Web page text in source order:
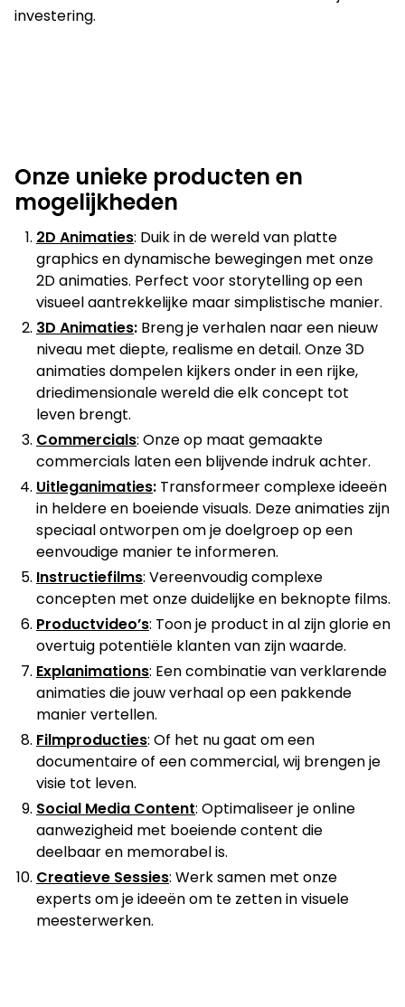
investering.
Onze unieke producten en
mogelijkheden
2D Animaties: Duik in de wereld van platte
graphics en dynamische bewegingen met onze
2D animaties. Perfect voor storytelling op een
visueel aantrekkelijke maar simplistische manier.
3D Animaties: Breng je verhalen naar een nieuw
niveau met diepte, realisme en detail. Onze 3D
animaties dompelen kijkers onder in een rijke,
driedimensionale wereld die elk concept tot
leven brengt.
Commercials: Onze op maat gemaakte
commercials laten een blijvende indruk achter.
Uitleganimaties: Transformeer complexe ideeën
in heldere en boeiende visuals. Deze animaties zijn
speciaal ontworpen om je doelgroep op een
eenvoudige manier te informeren.
Instructiefilms: Vereenvoudig complexe
concepten met onze duidelijke en beknopte films.
Productvideo’s: Toon je product in al zijn glorie en
overtuig potentiële klanten van zijn waarde.
Explanimations: Een combinatie van verklarende
animaties die jouw verhaal op een pakkende
manier vertellen.
Filmproducties: Of het nu gaat om een
documentaire of een commercial, wij brengen je
visie tot leven.
Social Media Content: Optimaliseer je online
aanwezigheid met boeiende content die
deelbaar en memorabel is.
Creatieve Sessies: Werk samen met onze
experts om je ideeën om te zetten in visuele
meesterwerken.